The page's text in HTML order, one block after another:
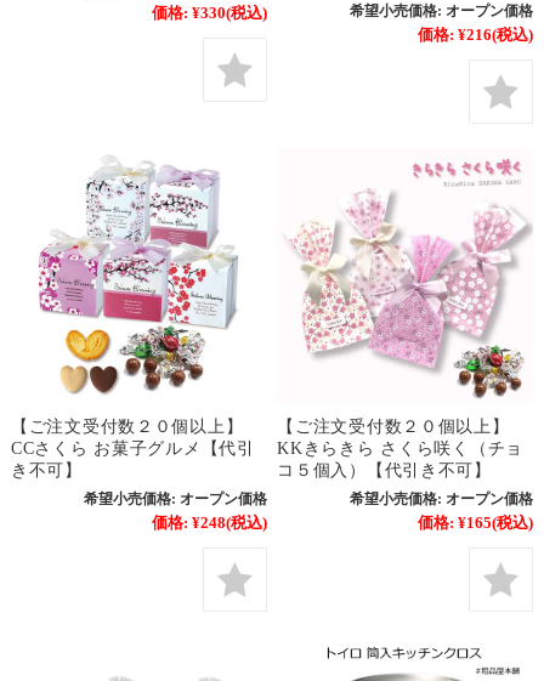
価格: ¥330(税込) 希望小売価格: オープン価格
価格: ¥216(税込)
【ご注文受付数２０個以上】
CCさくら お菓子グルメ【代引
き不可】
希望小売価格: オープン価格
価格: ¥248(税込)
【ご注文受付数２０個以上】
KKきらきら さくら咲く（チョ
コ５個入）【代引き不可】
希望小売価格: オープン価格
価格: ¥165(税込)